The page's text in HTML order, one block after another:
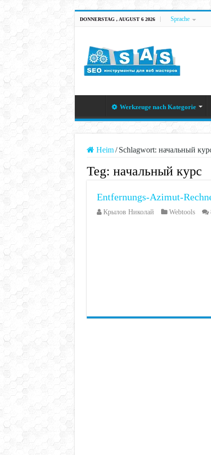
DONNERSTAG , AUGUST 6 2026 Sprache
Werkzeuge nach Kategorie
Heim / Schlagwort: начальный
Teg: начальный курс
Entfernungs-Azimut-
Крылов Николай Webtools